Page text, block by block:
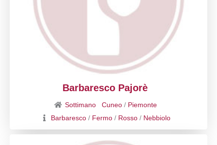
Barbaresco Pajorè
Sottimano Cuneo/ Piemonte
Barbaresco / Fermo / Rosso / Nebbiolo